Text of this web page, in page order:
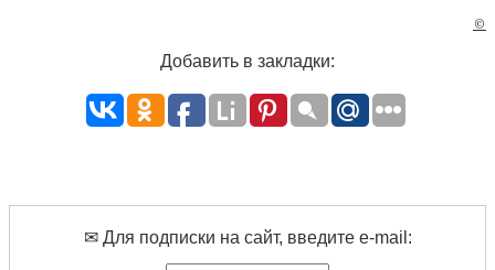
©
Добавить в закладки:
✉ Для подписки на сайт, введите e-mail: